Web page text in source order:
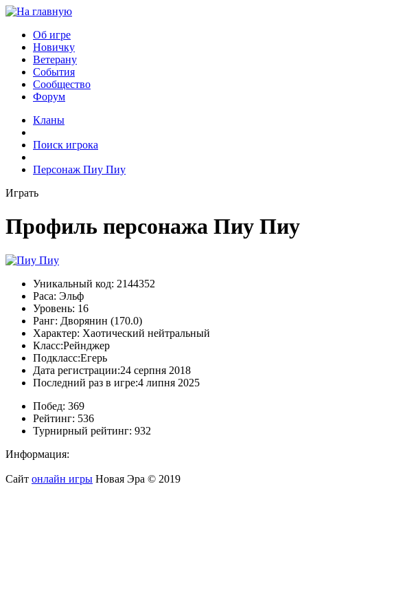
Об игре
Новичку
Ветерану
События
Сообщество
Форум
Кланы
Поиск игрока
Персонаж Пиу Пиу
Играть
Профиль персонажа Пиу Пиу
Уникальный код: 2144352
Раса: Эльф
Уровень: 16
Ранг: Дворянин (170.0)
Характер: Хаотический нейтральный
Класс:Рейнджер
Подкласс:Егерь
Дата регистрации:24 серпня 2018
Последний раз в игре:4 липня 2025
Побед: 369
Рейтинг: 536
Турнирный рейтинг: 932
Информация:
Сайт онлайн игры Новая Эра © 2019